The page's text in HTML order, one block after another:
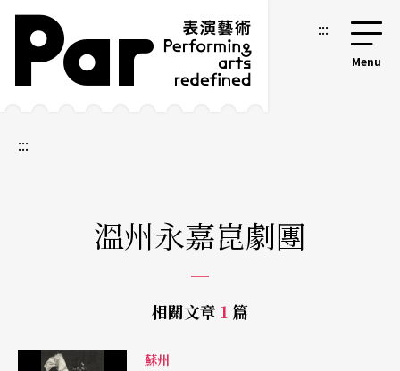
跳到主要內容區塊
網站導覽 :::
:::
溫州永嘉崑劇團
相關文章 1 篇
蘇州